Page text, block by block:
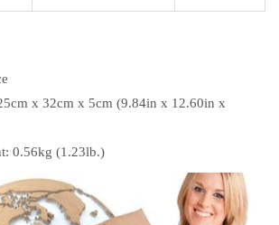
x 32cm x 5cm (9.84in x 12.60in x
0.56kg (1.23lb.)